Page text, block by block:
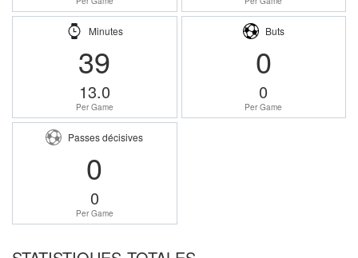
Minutes
39
13.0
Per Game
Buts
0
0
Per Game
Passes décisives
0
0
Per Game